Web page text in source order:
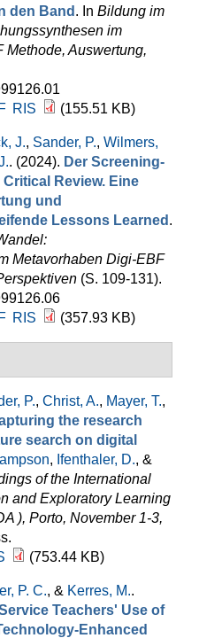
den Band . In Bildung im
im
Auswertung,
RIS (155.51 KB)
J., Sander, P., Wilmers,
. (2024). Der Screening-
Review. Eine
und
Lessons Learned .
Metavorhaben Digi-EBF
(S. 109-131).
RIS (357.93 KB)
P., Christ, A., Mayer, T.,
the research
search on digital
, Ifenthaler, D., &
of the International
and Exploratory Learning
), Porto, November 1-3,
(753.44 KB)
P. C., & Kerres, M..
Teachers' Use of
Enhanced